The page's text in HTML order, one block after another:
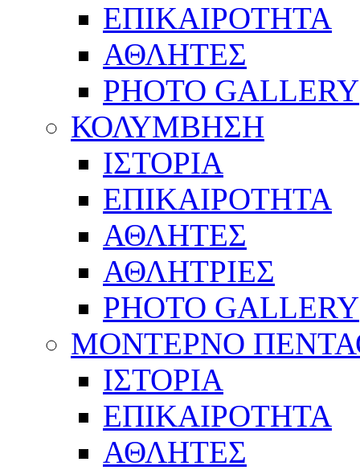
ΕΠΙΚΑΙΡΟΤΗΤΑ
ΑΘΛΗΤΕΣ
PHOTO GALLERY
ΚΟΛΥΜΒΗΣΗ
ΙΣΤΟΡΙΑ
ΕΠΙΚΑΙΡΟΤΗΤΑ
ΑΘΛΗΤΕΣ
ΑΘΛΗΤΡΙΕΣ
PHOTO GALLERY
ΜΟΝΤΕΡΝΟ
ΙΣΤΟΡΙΑ
ΕΠΙΚΑΙΡΟΤΗΤΑ
ΑΘΛΗΤΕΣ